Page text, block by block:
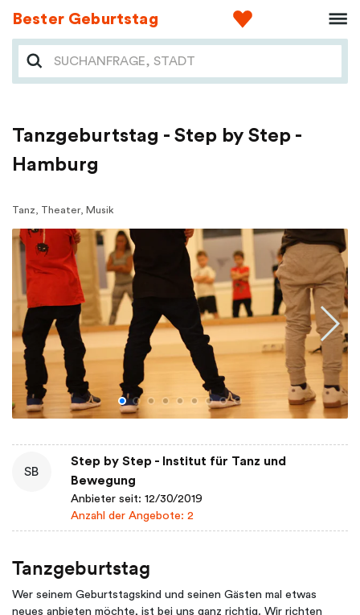
Bester Geburtstag
Tanzgeburtstag - Step by Step -
Hamburg
Tanz, Theater, Musik
SB
Step by Step - Institut für Tanz und
Bewegung
Anbieter seit: 12/30/2019
Anzahl der Angebote: 2
Tanzgeburtstag
Wer seinem Geburtstagskind und seinen Gästen mal etwas
neues anbieten möchte, ist bei uns ganz richtig. Wir richten